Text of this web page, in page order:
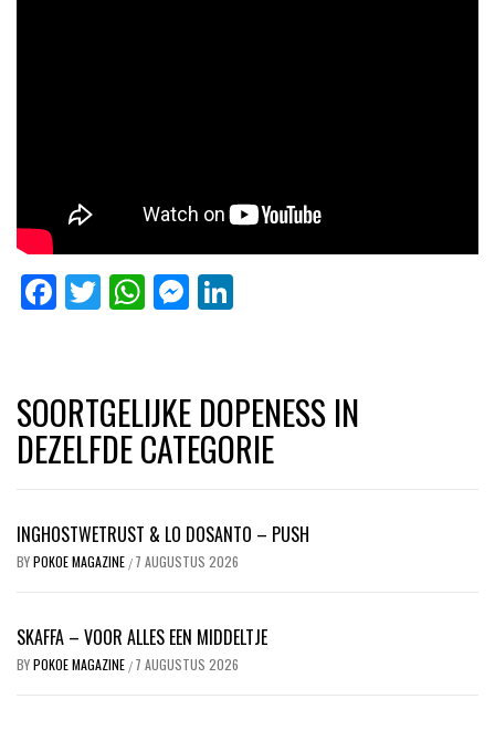
Facebook
Twitter
WhatsApp
Messenger
SOORTGELIJKE DOPENESS IN
DEZELFDE CATEGORIE
INGHOSTWETRUST & LO DOSANTO – PUSH
BYPOKOE MAGAZINE / 7 AUGUSTUS 2026
SKAFFA – VOOR ALLES EEN MIDDELTJE
BYPOKOE MAGAZINE / 7 AUGUSTUS 2026